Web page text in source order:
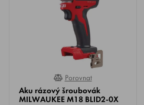
0%
Porovnat
Aku rázový šroubovák
MILWAUKEE M18 BLID2-0X